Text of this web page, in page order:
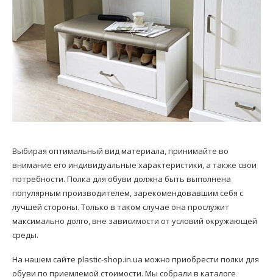
Выбирая оптимальный вид материала, принимайте во
внимание его индивидуальные характеристики, а также свои
потребности. Полка для обуви должна быть выполнена
популярным производителем, зарекомендовавшим себя с
лучшей стороны. Только в таком случае она прослужит
максимально долго, вне зависимости от условий окружающей
среды.
На нашем сайте plastic-shop.in.ua можно приобрести полки для
обуви по приемлемой стоимости. Мы собрали в каталоге